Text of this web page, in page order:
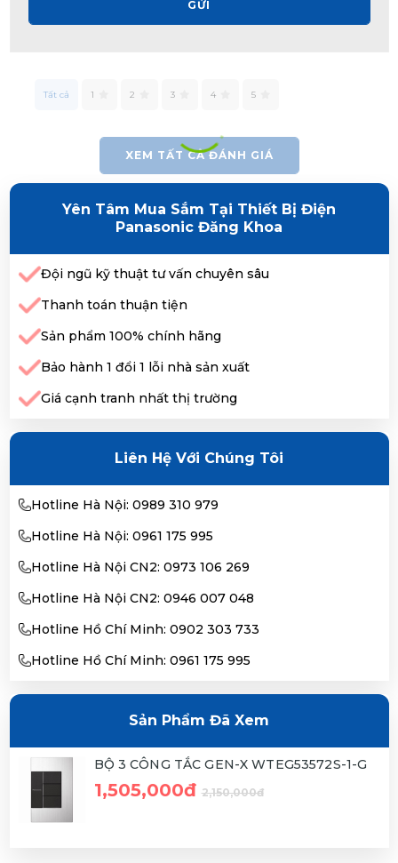
GỬI
Tất cả 1 2 3 4 5
XEM TẤT CẢ ĐÁNH GIÁ
Yên Tâm Mua Sắm Tại Thiết Bị Điện
Panasonic Đăng Khoa
Đội ngũ kỹ thuật tư vấn chuyên sâu
Thanh toán thuận tiện
Sản phẩm 100% chính hãng
Bảo hành 1 đổi 1 lỗi nhà sản xuất
Giá cạnh tranh nhất thị trường
Liên Hệ Với Chúng Tôi
Hotline Hà Nội: 0989 310 979
Hotline Hà Nội: 0961 175 995
Hotline Hà Nội CN2: 0973 106 269
Hotline Hà Nội CN2: 0946 007 048
Hotline Hồ Chí Minh: 0902 303 733
Hotline Hồ Chí Minh: 0961 175 995
Sản Phẩm Đã Xem
BỘ 3 CÔNG TẮC GEN-X WTEG53572S-1-G
1,505,000đ 2,150,000đ